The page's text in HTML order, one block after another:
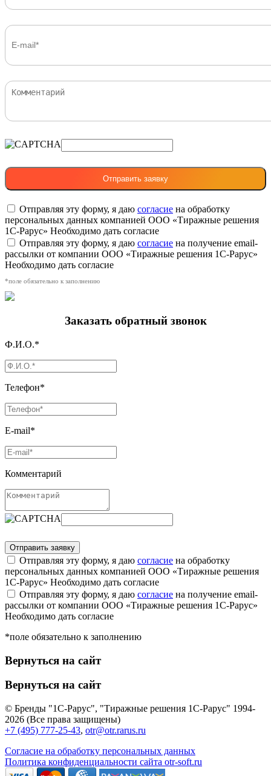
Отправляя эту форму, я даю согласие на обработку
персональных данных компанией ООО «Тиражные решения
1С-Рарус» Необходимо дать согласие
Отправляя эту форму, я даю согласие на получение email-
рассылки от компании ООО «Тиражные решения 1С-Рарус»
Необходимо дать согласие
*поле обязательно к заполнению
Заказать обратный звонок
Ф.И.О.*
Телефон*
E-mail*
Комментарий
Отправляя эту форму, я даю согласие на обработку
персональных данных компанией ООО «Тиражные решения
1С-Рарус» Необходимо дать согласие
Отправляя эту форму, я даю согласие на получение email-
рассылки от компании ООО «Тиражные решения 1С-Рарус»
Необходимо дать согласие
*поле обязательно к заполнению
Вернуться на сайт
Вернуться на сайт
© Бренды "1С-Рарус", "Тиражные решения 1С-Рарус" 1994-
2026 (Все права защищены)
+7 (495) 777-25-43, otr@otr.rarus.ru
Согласие на обработку персональных данных
Политика конфиденциальности сайта otr-soft.ru